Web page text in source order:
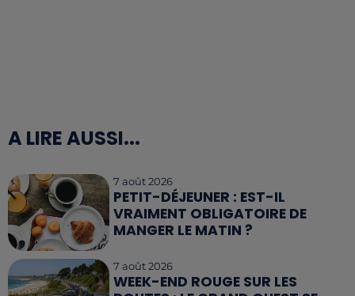
A LIRE AUSSI...
7 août 2026
PETIT-DÉJEUNER : EST-IL
VRAIMENT OBLIGATOIRE DE
MANGER LE MATIN ?
7 août 2026
WEEK-END ROUGE SUR LES